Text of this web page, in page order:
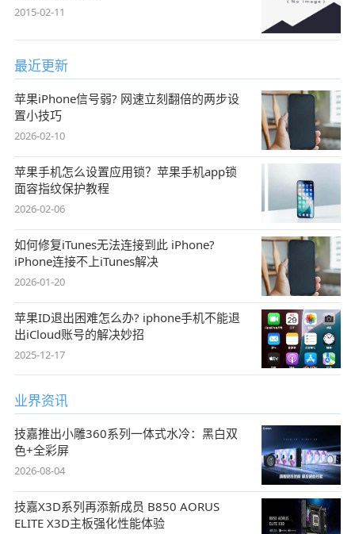
2015-02-11
最近更新
苹果iPhone信号弱? 网速立刻翻倍的两步设
置小技巧
2026-02-10
苹果手机怎么设置应用锁？苹果手机app锁
面容指纹保护教程
2026-02-06
如何修复iTunes无法连接到此 iPhone?
iPhone连接不上iTunes解决
2026-01-20
苹果ID退出困难怎么办? iphone手机不能退
出iCloud账号的解决妙招
2025-12-17
业界资讯
技嘉推出小雕360系列一体式水冷：黑白双
色+全彩屏
2026-08-04
技嘉X3D系列再添新成员 B850 AORUS
ELITE X3D主板强化性能体验